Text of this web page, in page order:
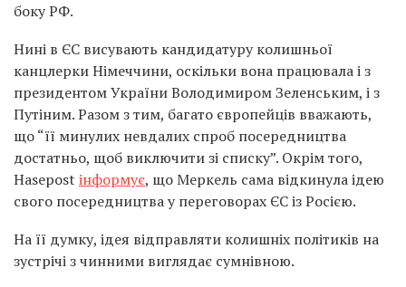
боку РФ.
Нині в ЄС висувають кандидатуру колишньої
канцлерки Німеччини, оскільки вона працювала і з
президентом України Володимиром Зеленським, і з
Путіним. Разом з тим, багато європейців вважають,
що “її минулих невдалих спроб посередництва
достатньо, щоб виключити зі списку”. Окрім того,
Hasepost інформує, що Меркель сама відкинула ідею
свого посередництва у переговорах ЄС із Росією.
На її думку, ідея відправляти колишніх політиків на
зустрічі з чинними виглядає сумнівною.